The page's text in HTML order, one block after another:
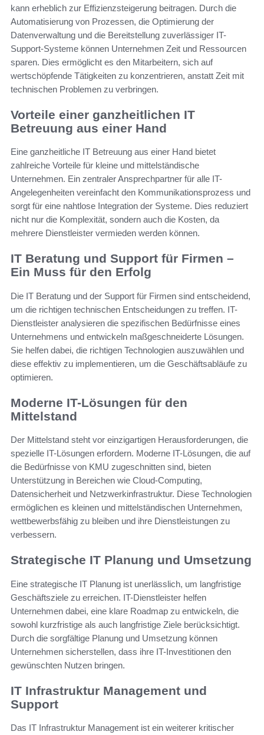
kann erheblich zur Effizienzsteigerung beitragen. Durch die
Automatisierung von Prozessen, die Optimierung der
Datenverwaltung und die Bereitstellung zuverlässiger IT-
Support-Systeme können Unternehmen Zeit und Ressourcen
sparen. Dies ermöglicht es den Mitarbeitern, sich auf
wertschöpfende Tätigkeiten zu konzentrieren, anstatt Zeit mit
technischen Problemen zu verbringen.
Vorteile einer ganzheitlichen IT
Betreuung aus einer Hand
Eine ganzheitliche IT Betreuung aus einer Hand bietet
zahlreiche Vorteile für kleine und mittelständische
Unternehmen. Ein zentraler Ansprechpartner für alle IT-
Angelegenheiten vereinfacht den Kommunikationsprozess und
sorgt für eine nahtlose Integration der Systeme. Dies reduziert
nicht nur die Komplexität, sondern auch die Kosten, da
mehrere Dienstleister vermieden werden können.
IT Beratung und Support für Firmen –
Ein Muss für den Erfolg
Die IT Beratung und der Support für Firmen sind entscheidend,
um die richtigen technischen Entscheidungen zu treffen. IT-
Dienstleister analysieren die spezifischen Bedürfnisse eines
Unternehmens und entwickeln maßgeschneiderte Lösungen.
Sie helfen dabei, die richtigen Technologien auszuwählen und
diese effektiv zu implementieren, um die Geschäftsabläufe zu
optimieren.
Moderne IT-Lösungen für den
Mittelstand
Der Mittelstand steht vor einzigartigen Herausforderungen, die
spezielle IT-Lösungen erfordern. Moderne IT-Lösungen, die auf
die Bedürfnisse von KMU zugeschnitten sind, bieten
Unterstützung in Bereichen wie Cloud-Computing,
Datensicherheit und Netzwerkinfrastruktur. Diese Technologien
ermöglichen es kleinen und mittelständischen Unternehmen,
wettbewerbsfähig zu bleiben und ihre Dienstleistungen zu
verbessern.
Strategische IT Planung und Umsetzung
Eine strategische IT Planung ist unerlässlich, um langfristige
Geschäftsziele zu erreichen. IT-Dienstleister helfen
Unternehmen dabei, eine klare Roadmap zu entwickeln, die
sowohl kurzfristige als auch langfristige Ziele berücksichtigt.
Durch die sorgfältige Planung und Umsetzung können
Unternehmen sicherstellen, dass ihre IT-Investitionen den
gewünschten Nutzen bringen.
IT Infrastruktur Management und
Support
Das IT Infrastruktur Management ist ein weiterer kritischer